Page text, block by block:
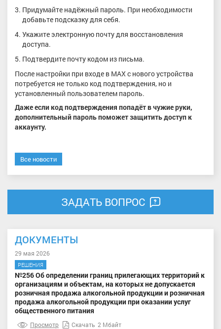
Придумайте надёжный пароль. При необходимости
добавьте подсказку для себя.
Укажите электронную почту для восстановления
доступа.
Подтвердите почту кодом из письма.
После настройки при входе в MAX с нового устройства
потребуется не только код подтверждения, но и
установленный пользователем пароль.
Даже если код подтверждения попадёт в чужие руки,
дополнительный пароль поможет защитить доступ к
аккаунту.
Все новости
ЗАДАТЬ ВОПРОС
ДОКУМЕНТЫ
29 мая 2026
РЕШЕНИЯ
№256 Об определении границ прилегающих территорий к
организациям и объектам, на которых не допускается
розничная продажа алкогольной продукции и розничная
продажа алкогольной продукции при оказании услуг
общественного питания
Просмотр Скачать 2 Мбайт